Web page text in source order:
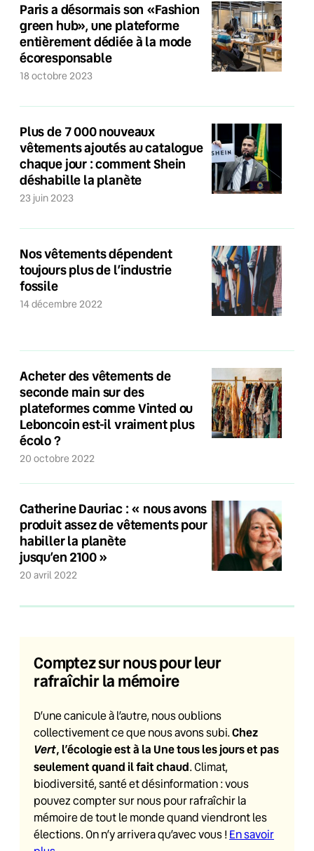
Paris a désormais son «Fashion
green hub», une plateforme
entièrement dédiée à la mode
écoresponsable
18 octobre 2023
Plus de 7 000 nouveaux
vêtements ajoutés au catalogue
chaque jour : comment Shein
déshabille la planète
23 juin 2023
Nos vêtements dépendent
toujours plus de l’industrie
fossile
14 décembre 2022
Acheter des vêtements de
seconde main sur des
plateformes comme Vinted ou
Leboncoin est-il vraiment plus
écolo ?
20 octobre 2022
Catherine Dauriac : « nous avons
produit assez de vêtements pour
habiller la planète
jusqu’en 2100 »
20 avril 2022
Comptez sur nous pour leur
rafraîchir la mémoire
D’une canicule à l’autre, nous oublions
collectivement ce que nous avons subi.Chez
Vert, l’écologie est à la Une tous les jours et pas
seulement quand il fait chaud. Climat,
biodiversité, santé et désinformation : vous
pouvez compter sur nous pour rafraîchir la
mémoire de tout le monde quand viendront les
élections. On n’y arrivera qu’avec vous ! En savoir